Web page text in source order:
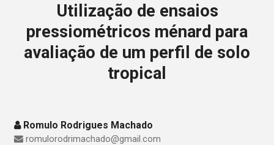
Utilização de ensaios
pressiométricos ménard para
avaliação de um perfil de solo
tropical
Romulo Rodrigues Machado
romulorodrimachado@gmail.com